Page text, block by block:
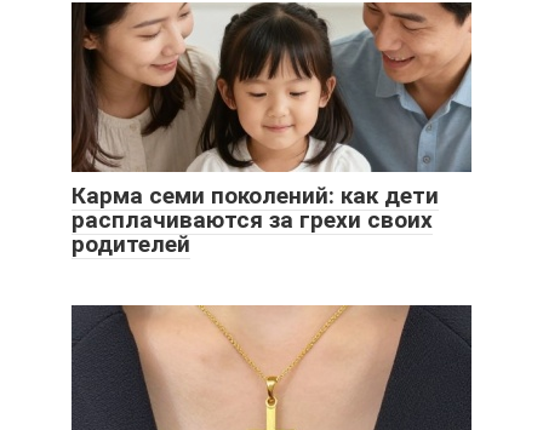
Карма семи поколений: как дети
расплачиваются за грехи своих
родителей